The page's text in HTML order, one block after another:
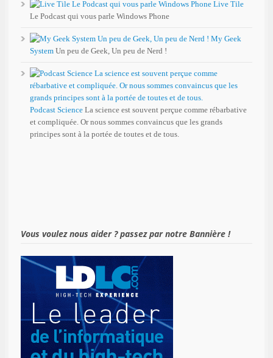
Live Tile
Le Podcast qui vous parle Windows Phone
My Geek
System Un peu de Geek, Un peu de Nerd !
Podcast Science La science est souvent perçue comme rébarbative
et compliquée. Or nous sommes convaincus que les grands
principes sont à la portée de toutes et de tous.
Vous voulez nous aider ? passez par notre Bannière !